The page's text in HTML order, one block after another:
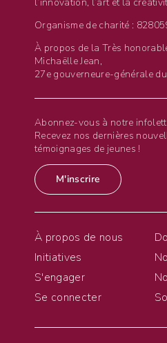
Organisme de charité :
À propos de la Très
Michaëlle Jean,
27e gouverneure-générale
Abonnez-vous à notre
Recevez nos dernières
témoignages de jeunes !
M'inscrire
À propos de nous
Initiatives
S'engager
Se connecter